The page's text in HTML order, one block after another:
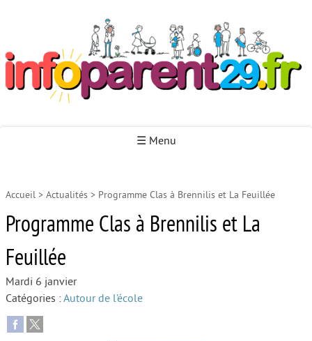
☰ Menu
Accueil
Autour de la naissance
Accueil > Actualités > Programme Clas à Brennilis et La Feuillée
Programme Clas à Brennilis et La
Feuillée
Mardi 6 janvier
Catégories :Autour de l’école